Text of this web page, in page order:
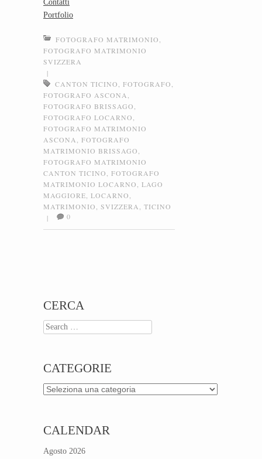
Contatti
Portfolio
FOTOGRAFO MATRIMONIO
FOTOGRAFO MATRIMONIO
SVIZZERA
|
CANTON TICINO
FOTOGRAFO
FOTOGRAFO ASCONA
FOTOGRAFO BRISSAGO
FOTOGRAFO LOCARNO
FOTOGRAFO MATRIMONIO
ASCONA
FOTOGRAFO
MATRIMONIO BRISSAGO
FOTOGRAFO MATRIMONIO
CANTON TICINO
FOTOGRAFO
MATRIMONIO LOCARNO
LAGO
MAGGIORE LOCARNO
MATRIMONIO
SVIZZERA
TICINO
|
0
CERCA
Search
CATEGORIE
Categorie
CALENDAR
Agosto 2026